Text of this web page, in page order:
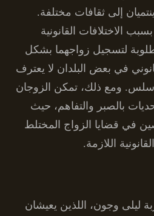
إلى ثقافات مختلفة.
الاختلافات القانونية
لتسجيل زواجهما بشكل
في بعض البلدان لا يعترف
سلس. ومع ذلك، تمكن الزوجان
بالصبر والتفاهم، حيث
في قضايا الزواج المختلط
اللازمة.
وجون، اللذين يعيشان